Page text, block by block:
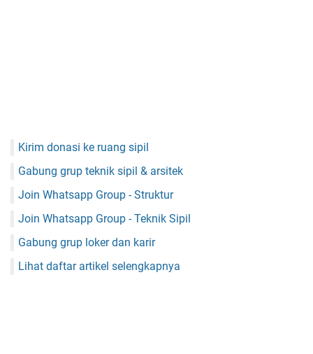
Kirim donasi ke ruang sipil
Gabung grup teknik sipil & arsitek
Join Whatsapp Group - Struktur
Join Whatsapp Group - Teknik Sipil
Gabung grup loker dan karir
Lihat daftar artikel selengkapnya